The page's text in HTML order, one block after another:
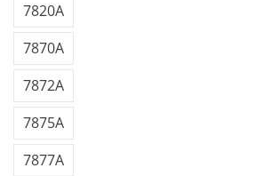
7820A
7870A
7872A
7875A
7877A